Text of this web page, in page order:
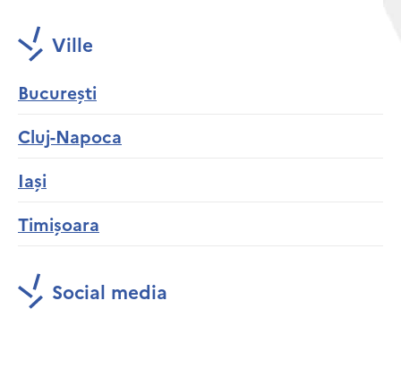
Ville
București
Cluj-Napoca
Iași
Timișoara
Social media